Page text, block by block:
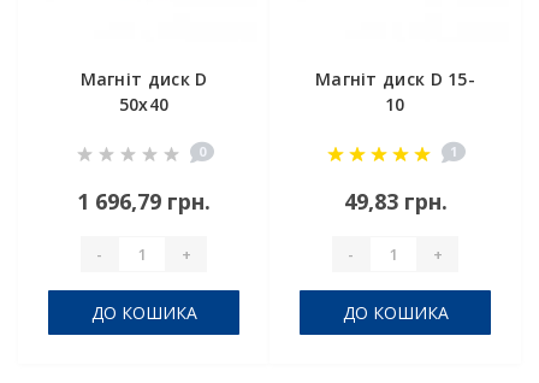
Магніт диск D
50x40
0
1 696,79 грн.
- +
ДО КОШИКА
Магніт диск D 15-
10
1
49,83 грн.
- +
ДО КОШИКА